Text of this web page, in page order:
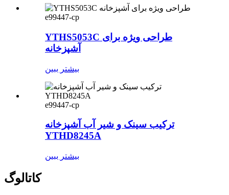
e99447-cp
YTHS5053C طراحی ویژه برای
آشپزخانه
بیشتر ببین
e99447-cp
ترکیب سینک و شیر آب آشپزخانه
YTHD8245A
بیشتر ببین
کاتالوگ